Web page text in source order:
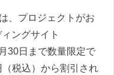
、プロジェクトがお
ングサイト
30日まで数量限定で
税込）から割引され